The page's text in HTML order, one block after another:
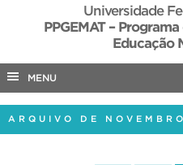
ACESSO À INFORMAÇÃO
AUDITORIA
EDITAIS
Universidade
PPGEMAT –
Educação
MENU
ARQUIVO DE